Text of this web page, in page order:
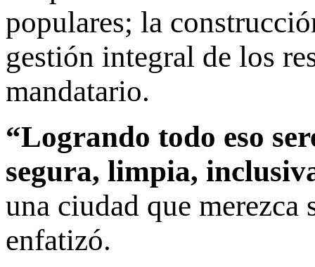
populares; la
gestión integral de los
mandatario.
“Logrando todo eso
segura, limpia,
una ciudad que
enfatizó.